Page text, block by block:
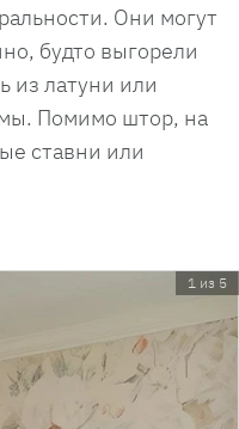
Они могут
будто выгорели
из латуни или
Помимо штор, на
ставни или
1 из 5